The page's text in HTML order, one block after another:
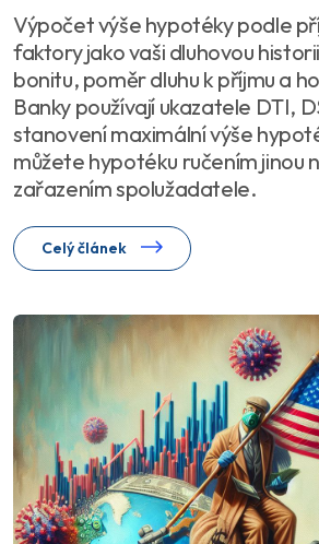
Výpočet výše hypotéky podle
faktory jako vaši dluhovou
bonitu, poměr dluhu k příjmu a
Banky používají ukazatele DTI,
stanovení maximální výše
můžete hypotéku ručením jinou
zařazením spolužadatele.
Celý článek